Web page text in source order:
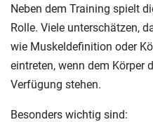
Neben dem Training spielt
Rolle. Viele unterschätzen,
wie Muskeldefinition oder
eintreten, wenn dem Körper
Verfügung stehen.
Besonders wichtig sind: